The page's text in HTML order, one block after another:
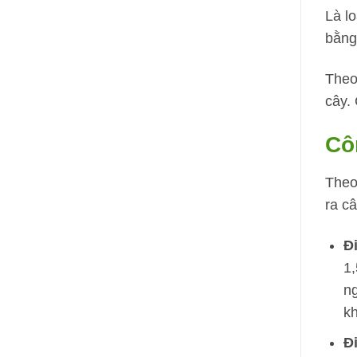
Là
cây.
ra